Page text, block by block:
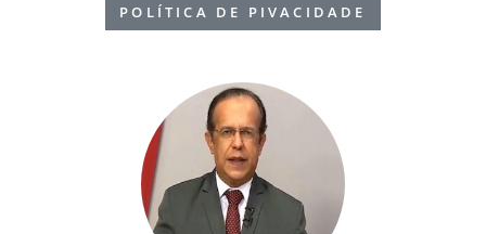
POLÍTICA DE PIVACIDADE